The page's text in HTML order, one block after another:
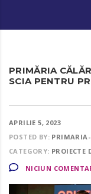
PRIMĂRIA
SCIA PENTRU
APRILIE 5, 2023
POSTED BY:
CATEGORY: PROIECTE
NICIUN